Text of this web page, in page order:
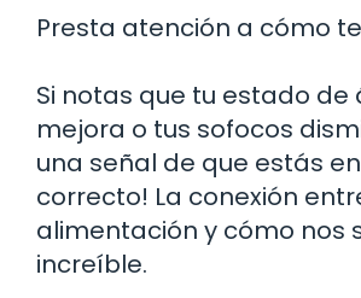
Presta atención a cómo
Si notas que tu estado de
mejora o tus sofocos
una señal de que estás
correcto! La conexión
alimentación y cómo nos
increíble.